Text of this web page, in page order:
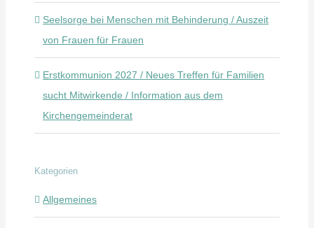
Seelsorge bei Menschen mit Behinderung / Auszeit
von Frauen für Frauen
Erstkommunion 2027 / Neues Treffen für Familien
sucht Mitwirkende / Information aus dem
Kirchengemeinderat
Kategorien
Allgemeines